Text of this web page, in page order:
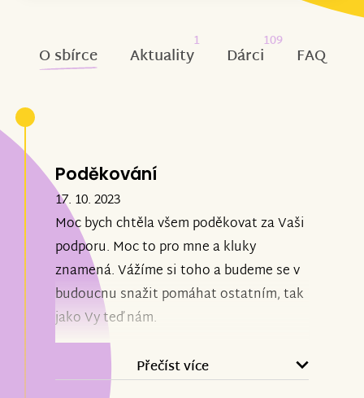
O sbírce Aktuality
1
Dárci
109
FAQ
Poděkování
17. 10. 2023
Moc bych chtěla všem poděkovat za Vaši
podporu. Moc to pro mne a kluky
znamená. Vážíme si toho a budeme se v
budoucnu snažit pomáhat ostatním, tak
jako Vy teď nám.
Nenechali jste nás v tom, děkujeme!!!
Přečíst více